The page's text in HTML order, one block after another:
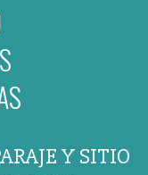
Y SITIO